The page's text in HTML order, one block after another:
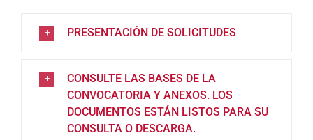
PRESENTACIÓN DE SOLICITUDES
CONSULTE LAS BASES DE LA
CONVOCATORIA Y ANEXOS. LOS
DOCUMENTOS ESTÁN LISTOS PARA SU
CONSULTA O DESCARGA.